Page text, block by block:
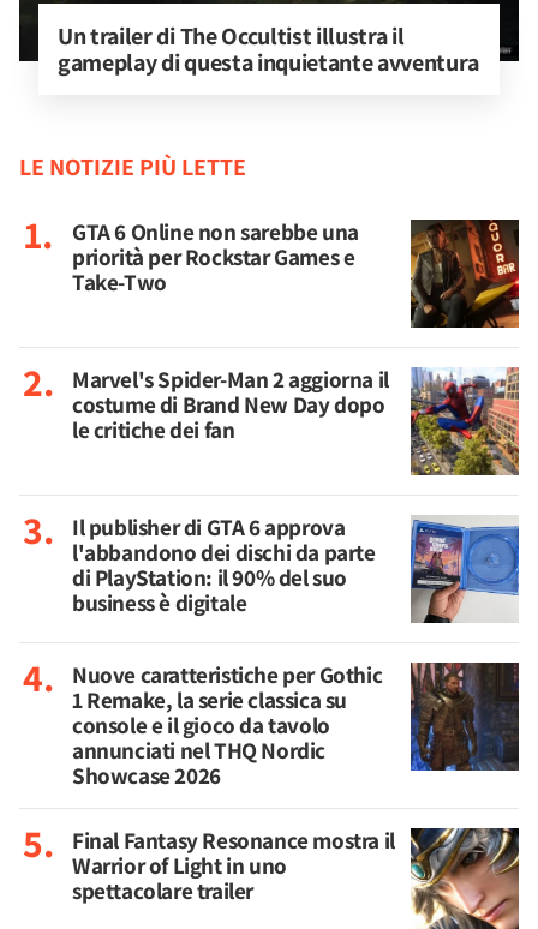
Un trailer di The Occultist illustra il
gameplay di questa inquietante avventura
LE NOTIZIE PIÙ LETTE
GTA 6 Online non sarebbe una
priorità per Rockstar Games e
Take-Two
Marvel's Spider-Man 2 aggiorna il
costume di Brand New Day dopo
le critiche dei fan
Il publisher di GTA 6 approva
l'abbandono dei dischi da parte
di PlayStation: il 90% del suo
business è digitale
Nuove caratteristiche per Gothic
1 Remake, la serie classica su
console e il gioco da tavolo
annunciati nel THQ Nordic
Showcase 2026
Final Fantasy Resonance mostra il
Warrior of Light in uno
spettacolare trailer